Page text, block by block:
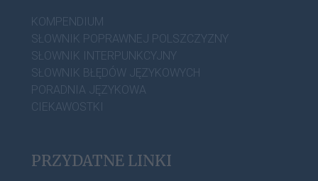
KOMPENDIUM
SŁOWNIK POPRAWNEJ POLSZCZYZNY
SŁOWNIK INTERPUNKCYJNY
SŁOWNIK BŁĘDÓW JĘZYKOWYCH
PORADNIA JĘZYKOWA
CIEKAWOSTKI
PRZYDATNE LINKI